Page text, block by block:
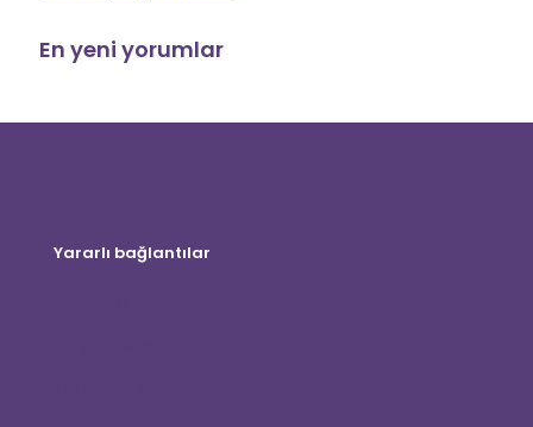
En yeni yorumlar
Yararlı bağlantılar